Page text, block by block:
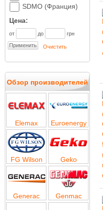
SDMO (Франция)
Цена:
от до грн
Очистить
Обзор производителей
Elemax Euroenergy
FG Wilson Geko
Generac Genmac